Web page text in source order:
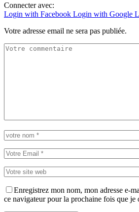
Connecter avec:
Login with Facebook Login with Google
Votre adresse email ne sera pas publiée.
Enregistrez mon nom, mon adresse e-
ce navigateur pour la prochaine fois que je